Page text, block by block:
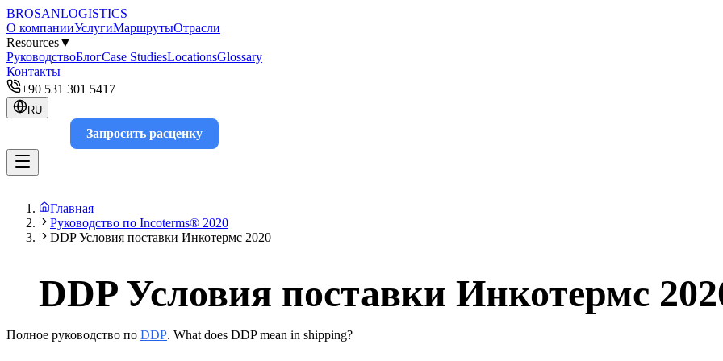
BROSANLOGISTICS
О компанииУслугиМаршрутыОтрасли
Resources▼
РуководствоБлогCase StudiesLocationsGlossary
Контакты
+90 531 301 5417
RU
Запросить расценку
Главная
Руководство по Incoterms® 2020
DDP Условия поставки Инкотермс 2020
DDP Условия поставки Инкотермс
Полное руководство по DDP. What does DDP mean in shipping?